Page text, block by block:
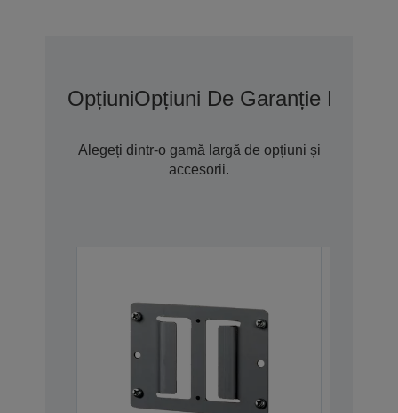
OpțiuniOpțiuni De Garanție
Alegeți dintr-o gamă largă de opțiuni și
accesorii.